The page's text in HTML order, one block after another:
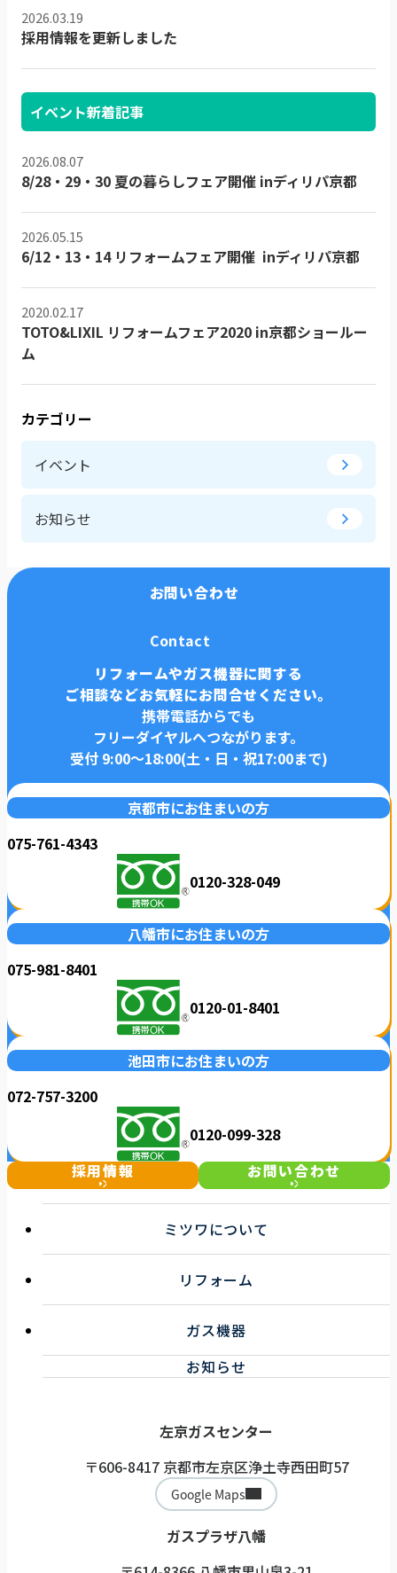
2026.03.19
採用情報を更新しました
イベント新着記事
2026.08.07
8/28・29・30 夏の暮らしフェア開催 inディリパ京都
2026.05.15
6/12・13・14 リフォームフェア開催 inディリパ京都
2020.02.17
TOTO&LIXIL リフォームフェア2020 in京都ショールー
ム
カテゴリー
イベント
お知らせ
お問い合わせ
Contact
リフォームやガス機器に関する
ご相談などお気軽にお問合せください。
携帯電話からでも
フリーダイヤルへつながります。
受付 9:00〜18:00(土・日・祝17:00まで)
京都市にお住まいの方
075-761-4343
0120-328-049
八幡市にお住まいの方
075-981-8401
0120-01-8401
池田市にお住まいの方
072-757-3200
0120-099-328
採用情報
お問い合わせ
左京ガスセンター
〒606-8417 京都市左京区浄土寺西田町57
Google Maps
ガスプラザ八幡
ミツワについて
事業紹介
企業情報
お知らせ一覧
リフォーム
浴室リフォーム
トイレ・洗面リフォーム
その他リフォーム
ガス機器
ガス機器サービス
お知らせ